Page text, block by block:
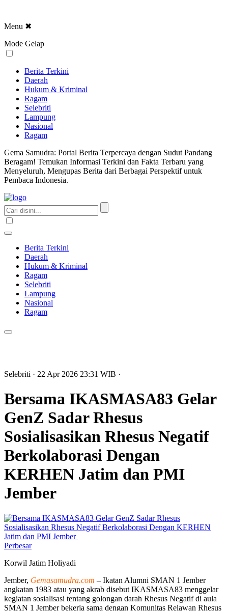
Menu ✖
Mode Gelap
Berita Terkini
Daerah
Hukum & Kriminal
Ragam
Selebriti
Lampung
Nasional
Ragam
Gema Samudra: Portal Berita Terpercaya dengan Sudut Pandang
Beragam! Temukan Informasi Terkini dan Fakta Terbaru yang
Menyeluruh, Mengupas Berita dari Berbagai Perspektif untuk
Pembaca Indonesia.
Berita Terkini
Daerah
Hukum & Kriminal
Ragam
Selebriti
Lampung
Nasional
Ragam
Selebriti · 22 Apr 2026 23:31 WIB ·
Bersama IKASMASA83 Gelar
GenZ Sadar Rhesus
Sosialisasikan Rhesus Negatif
Berkolaborasi Dengan
KERHEN Jatim dan PMI
Jember
Perbesar
Korwil Jatim Holiyadi
Jember, Gemasamudra.com – Ikatan Alumni SMAN 1 Jember
angkatan 1983 atau yang akrab disebut IKASMASA83 menggelar
kegiatan sosialisasi tentang golongan darah Rhesus Negatif di aula
SMAN 1 Jember bekerja sama dengan Komunitas Relawan Rhesus